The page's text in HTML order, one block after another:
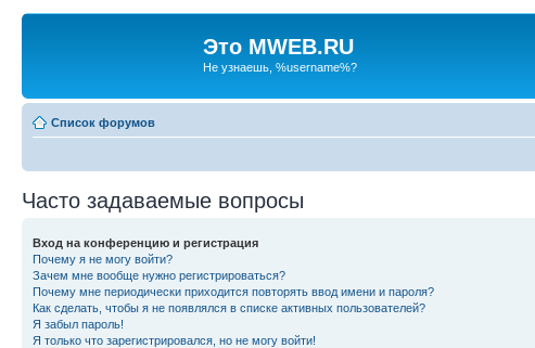
Это MWEB.RU
Не узнаешь, %username%?
Список форумов
Часто задаваемые вопросы
Вход на конференцию и регистрация
Почему я не могу войти?
Зачем мне вообще нужно регистрироваться?
Почему мне периодически приходится повторять ввод имени и пароля?
Как сделать, чтобы я не появлялся в списке активных пользователей?
Я забыл пароль!
Я только что зарегистрировался, но не могу войти!